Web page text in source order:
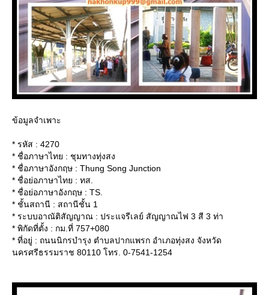
ข้อมูลจำเพาะ
* รหัส : 4270
* ชื่อภาษาไทย : ชุมทางทุ่งสง
* ชื่อภาษาอังกฤษ : Thung Song Junction
* ชื่อย่อภาษาไทย : ทส.
* ชื่อย่อภาษาอังกฤษ : TS.
* ชั้นสถานี : สถานีชั้น 1
* ระบบอาณัติสัญญาณ : ประแจรีเลย์ สัญญาณไฟ 3 สี 3 ท่า
* พิกัดที่ตั้ง : กม.ที่ 757+080
* ที่อยู่ : ถนนนิกรบำรุง ตำบลปากแพรก อำเภอทุ่งสง จังหวัด
นครศรีธรรมราช 80110 โทร. 0-7541-1254